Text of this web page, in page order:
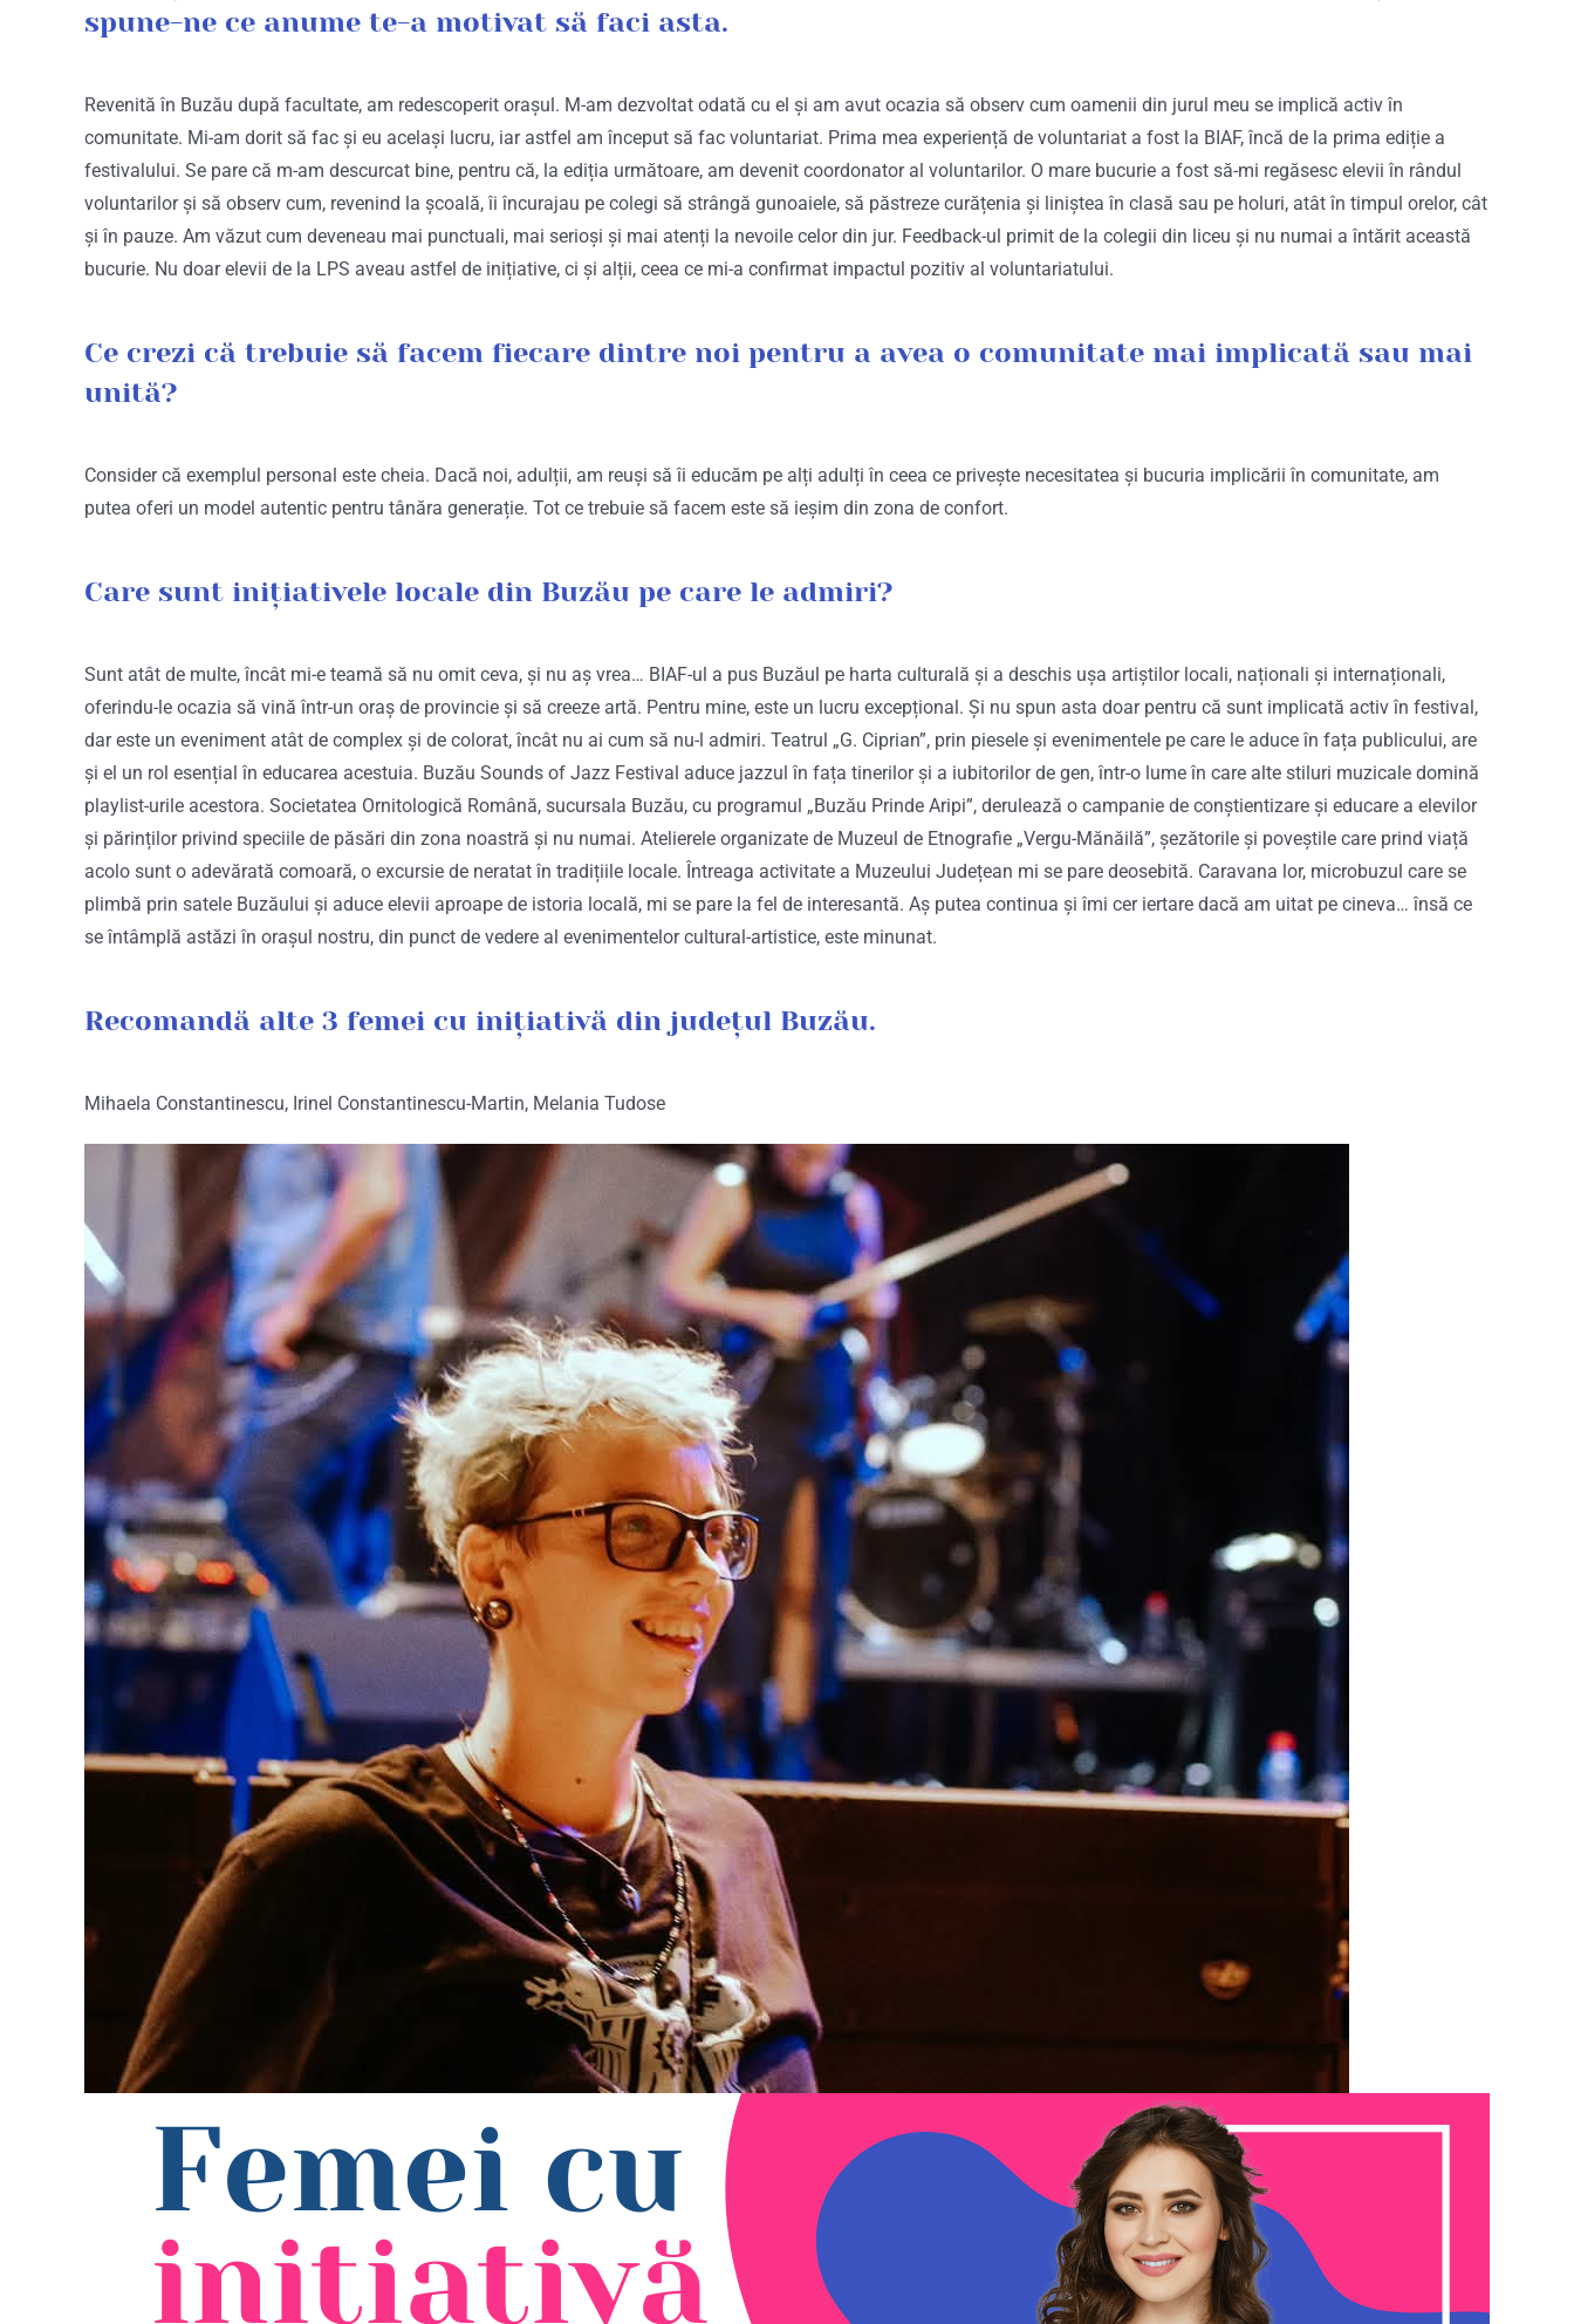
spune-ne ce anume te-a motivat să faci asta.
Revenită în Buzău după facultate, am redescoperit orașul. M-am dezvoltat odată cu el și am avut ocazia să observ cum oamenii din jurul meu se implică activ în
comunitate. Mi-am dorit să fac și eu același lucru, iar astfel am început să fac voluntariat. Prima mea experiență de voluntariat a fost la BIAF, încă de la prima ediție a
festivalului. Se pare că m-am descurcat bine, pentru că, la ediția următoare, am devenit coordonator al voluntarilor. O mare bucurie a fost să-mi regăsesc elevii în rândul
voluntarilor și să observ cum, revenind la școală, îi încurajau pe colegi să strângă gunoaiele, să păstreze curățenia și liniștea în clasă sau pe holuri, atât în timpul orelor, cât
și în pauze. Am văzut cum deveneau mai punctuali, mai serioși și mai atenți la nevoile celor din jur. Feedback-ul primit de la colegii din liceu și nu numai a întărit această
bucurie. Nu doar elevii de la LPS aveau astfel de inițiative, ci și alții, ceea ce mi-a confirmat impactul pozitiv al voluntariatului.
Ce crezi că trebuie să facem fiecare dintre noi pentru a avea o comunitate mai implicată sau mai
unită?
Consider că exemplul personal este cheia. Dacă noi, adulții, am reuși să îi educăm pe alți adulți în ceea ce privește necesitatea și bucuria implicării în comunitate, am
putea oferi un model autentic pentru tânăra generație. Tot ce trebuie să facem este să ieșim din zona de confort.
Care sunt inițiativele locale din Buzău pe care le admiri?
Sunt atât de multe, încât mi-e teamă să nu omit ceva, și nu aș vrea… BIAF-ul a pus Buzăul pe harta culturală și a deschis ușa artiștilor locali, naționali și internaționali,
oferindu-le ocazia să vină într-un oraș de provincie și să creeze artă. Pentru mine, este un lucru excepțional. Și nu spun asta doar pentru că sunt implicată activ în festival,
dar este un eveniment atât de complex și de colorat, încât nu ai cum să nu-l admiri. Teatrul „G. Ciprian”, prin piesele și evenimentele pe care le aduce în fața publicului, are
și el un rol esențial în educarea acestuia. Buzău Sounds of Jazz Festival aduce jazzul în fața tinerilor și a iubitorilor de gen, într-o lume în care alte stiluri muzicale domină
playlist-urile acestora. Societatea Ornitologică Română, sucursala Buzău, cu programul „Buzău Prinde Aripi”, derulează o campanie de conștientizare și educare a elevilor
și părinților privind speciile de păsări din zona noastră și nu numai. Atelierele organizate de Muzeul de Etnografie „Vergu-Mănăilă”, șezătorile și poveștile care prind viață
acolo sunt o adevărată comoară, o excursie de neratat în tradițiile locale. Întreaga activitate a Muzeului Județean mi se pare deosebită. Caravana lor, microbuzul care se
plimbă prin satele Buzăului și aduce elevii aproape de istoria locală, mi se pare la fel de interesantă. Aș putea continua și îmi cer iertare dacă am uitat pe cineva… însă ce
se întâmplă astăzi în orașul nostru, din punct de vedere al evenimentelor cultural-artistice, este minunat.
Recomandă alte 3 femei cu inițiativă din județul Buzău.
Mihaela Constantinescu, Irinel Constantinescu-Martin, Melania Tudose